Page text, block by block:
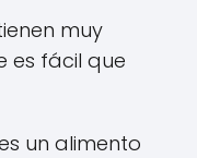
muy
es fácil que
un alimento